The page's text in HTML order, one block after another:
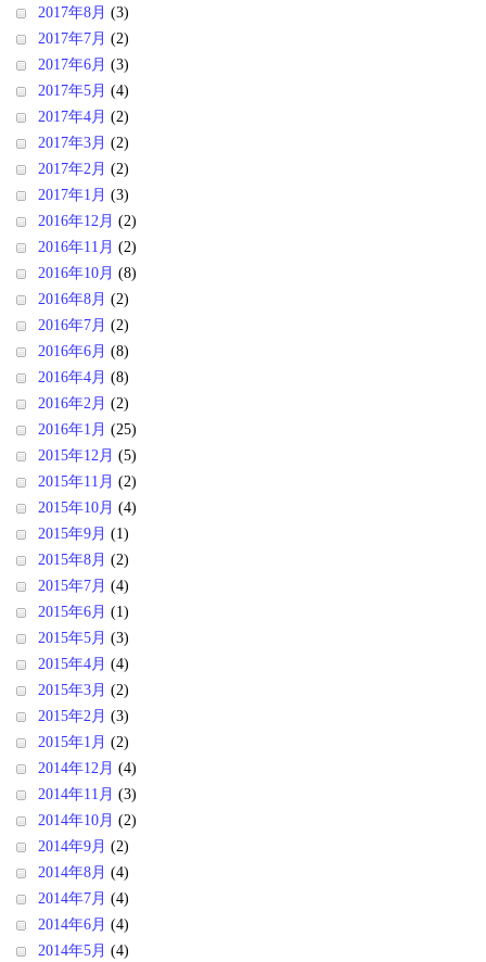
2017年8月 (3)
2017年7月 (2)
2017年6月 (3)
2017年5月 (4)
2017年4月 (2)
2017年3月 (2)
2017年2月 (2)
2017年1月 (3)
2016年12月 (2)
2016年11月 (2)
2016年10月 (8)
2016年8月 (2)
2016年7月 (2)
2016年6月 (8)
2016年4月 (8)
2016年2月 (2)
2016年1月 (25)
2015年12月 (5)
2015年11月 (2)
2015年10月 (4)
2015年9月 (1)
2015年8月 (2)
2015年7月 (4)
2015年6月 (1)
2015年5月 (3)
2015年4月 (4)
2015年3月 (2)
2015年2月 (3)
2015年1月 (2)
2014年12月 (4)
2014年11月 (3)
2014年10月 (2)
2014年9月 (2)
2014年8月 (4)
2014年7月 (4)
2014年6月 (4)
2014年5月 (4)